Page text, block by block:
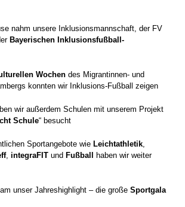
nahm unsere Inklusionsmannschaft, der FV
Bayerischen Inklusionsfußball-
Wochen des Migrantinnen- und
konnten wir Inklusions-Fußball zeigen
wir außerdem Schulen mit unserem Projekt
Schule“ besucht
Sportangebote wie Leichtathletik,
, integraFIT und Fußball
haben wir weiter
unser Jahreshighlight – die große Sportgala